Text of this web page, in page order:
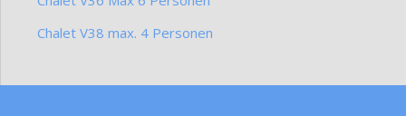
Chalet V38 max. 4 Personen